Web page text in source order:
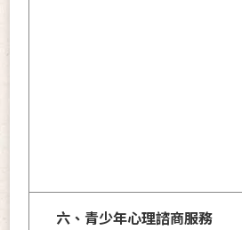
六、青少年心理諮商服務